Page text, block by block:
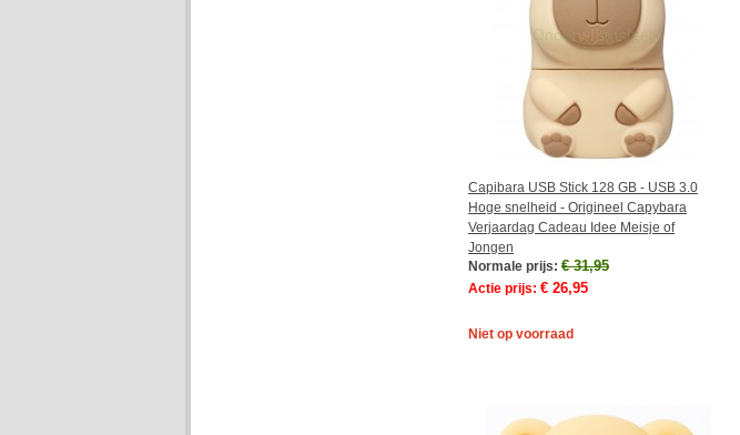
Capibara USB Stick 128 GB - USB 3.0
Hoge snelheid - Origineel Capybara
Verjaardag Cadeau Idee Meisje of
Jongen
Normale prijs: € 31,95
Actie prijs: € 26,95
Niet op voorraad